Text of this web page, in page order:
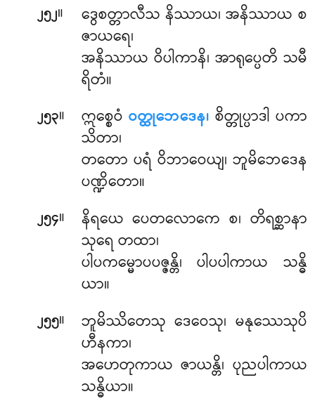
၂၅၂။ ဒွေစတ္တာလီသနိဿာယ၊ အနိဿာယ စ
ဇာယရေ၊
အနိဿာယ ဝိပါကာနိ၊ အာရုပ္ပေတိ သမီ
ရိတံ။
၂၅၃။ ဣစ္စေဝံ ဝတ္ထုဘေဒေန၊ စိတ္တုပ္ပာဒါ ပကာ
သိတာ၊
တတော ပရံ ဝိဘာဝေယျ၊ ဘူမိဘေဒေန
ပဏ္ဍိတော။
၂၅၄။
နိရယေ ပေတလောကေ စ၊ တိရစ္ဆာနာ
သုရေ တထာ၊
ပါပကမ္မောပပဇ္ဇန္တိ၊ ပါပပါကာယ သန္ဓိ
ယာ။
၂၅၅။
ဘူမိဿိတေသု ဒေဝေသု၊ မနုဿေသုပိ
ဟီနကာ၊
အဟေတုကာယ ဇာယန္တိ၊ ပုညပါကာယ
သန္ဓိယာ။